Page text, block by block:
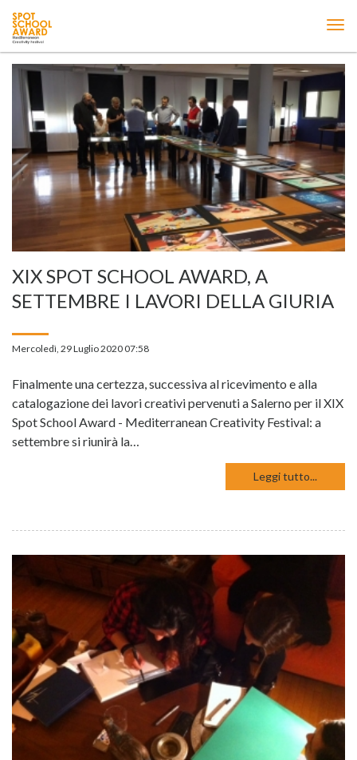
XIX SPOT SCHOOL AWARD, A
SETTEMBRE I LAVORI DELLA GIURIA
Mercoledì, 29 Luglio 2020 07:58
Finalmente una certezza, successiva al ricevimento e alla
catalogazione dei lavori creativi pervenuti a Salerno per il XIX
Spot School Award - Mediterranean Creativity Festival: a
settembre si riunirà la…
Leggi tutto...